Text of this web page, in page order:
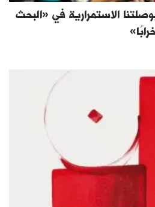
الاستمرارية في «البحث